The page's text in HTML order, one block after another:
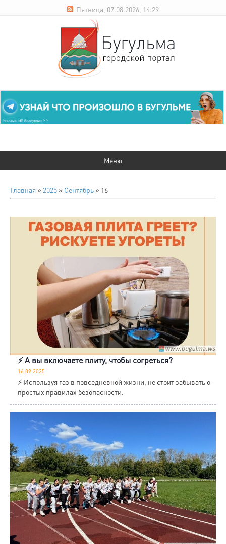
Пятница, 07.08.2026, 14:29
Главная » 2025 » Сентябрь » 16
⚡️ А вы включаете плиту, чтобы согреться?
16.09.2025
⚡️ Используя газ в повседневной жизни, не стоит забывать о
простых правилах безопасности.